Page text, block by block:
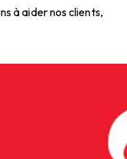
à aider nos clients,